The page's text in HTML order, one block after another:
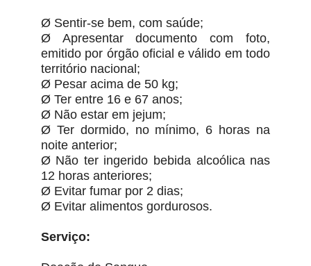
Ø Sentir-se bem, com saúde;
Ø Apresentar documento com foto,
emitido por órgão oficial e válido em todo
território nacional;
Ø Pesar acima de 50 kg;
Ø Ter entre 16 e 67 anos;
Ø Não estar em jejum;
Ø Ter dormido, no mínimo, 6 horas na
noite anterior;
Ø Não ter ingerido bebida alcoólica nas
12 horas anteriores;
Ø Evitar fumar por 2 dias;
Ø Evitar alimentos gordurosos.
Serviço: